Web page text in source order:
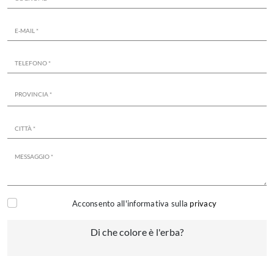
Acconsento all'informativa sulla privacy
Di che colore è l'erba?